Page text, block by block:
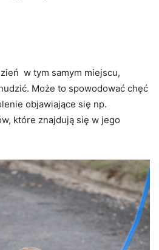
w tym samym miejscu,
Może to spowodować chęć
objawiające się np.
które znajdują się w jego